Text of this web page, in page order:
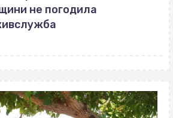
не погодила